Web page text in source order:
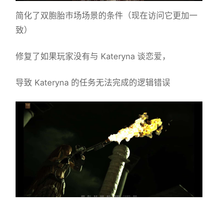
简化了双胞胎市场场景的条件（现在访问它更加一
致）
修复了如果玩家没有与 Kateryna 谈恋爱，
导致 Kateryna 的任务无法完成的逻辑错误